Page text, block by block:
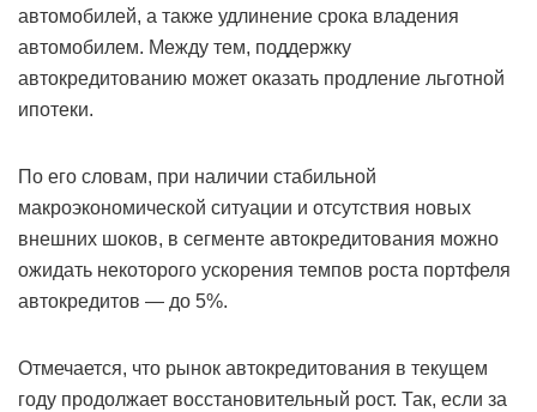
автомобилей, а также удлинение срока владения
автомобилем. Между тем, поддержку
автокредитованию может оказать продление льготной
ипотеки.
По его словам, при наличии стабильной
макроэкономической ситуации и отсутствия новых
внешних шоков, в сегменте автокредитования можно
ожидать некоторого ускорения темпов роста портфеля
автокредитов — до 5%.
Отмечается, что рынок автокредитования в текущем
году продолжает восстановительный рост. Так, если за